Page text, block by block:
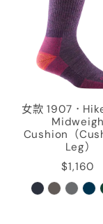
女款 1907．
Cushion（
Leg）
$1,160